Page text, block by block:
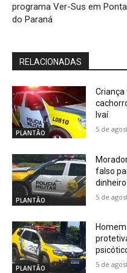
programa Ver-Sus em
do Paraná
RELACIONADAS
PLANTÃO
Ivaí
5 de
PLANTÃO
falso
5 de
PLANTÃO 5 de